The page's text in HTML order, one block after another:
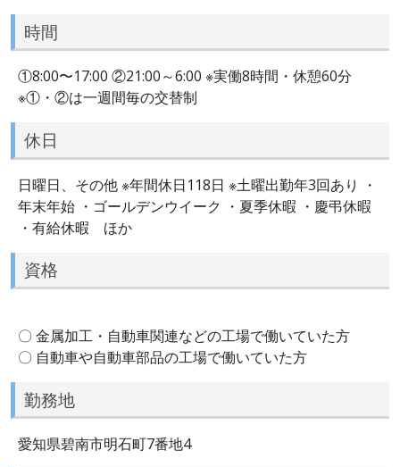
時間
①8:00〜17:00 ②21:00～6:00 ※実働8時間・休憩60分
※①・②は一週間毎の交替制
休日
日曜日、その他 ※年間休日118日 ※土曜出勤年3回あり ・
年末年始 ・ゴールデンウイーク ・夏季休暇 ・慶弔休暇
・有給休暇 ほか
資格
〇 金属加工・自動車関連などの工場で働いていた方
〇 自動車や自動車部品の工場で働いていた方
勤務地
愛知県碧南市明石町7番地4